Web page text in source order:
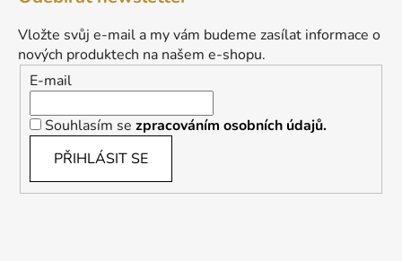
Vložte svůj e-mail a my vám budeme zasílat informace o
nových produktech na našem e-shopu.
E-mail
Souhlasím se zpracováním osobních údajů.
PŘIHLÁSIT SE